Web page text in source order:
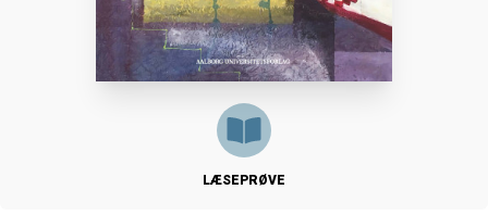
LÆSEPRØVE